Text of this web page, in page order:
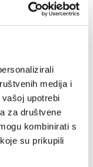
medija i
upotrebi
za društvene
kombinirati s
su prikupili